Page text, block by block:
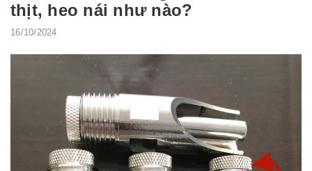
thịt, heo nái như nào?
16/10/2024